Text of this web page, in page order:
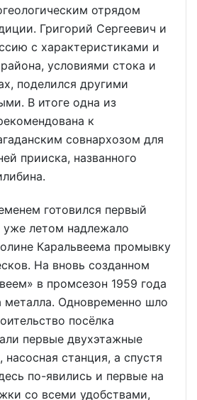
отрядом
Григорий Сергеевич и
с характеристиками и
условиями стока и
поделился другими
В итоге одна из
к
совнархозом для
прииска, названного
готовился первый
уже летом надлежало
Каральвеема промывку
На вновь созданном
в промсезон 1959 года
металла. Одновременно шло
посёлка
первые двухэтажные
станция, а спустя
по-явились и первые на
со всеми удобствами,